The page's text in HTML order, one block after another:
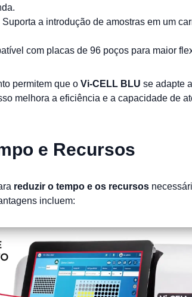
Suporta a introdução de amostras em um
com placas de 96 poços para maior
permitem que o Vi-CELL BLU se adapte
melhora a eficiência e a capacidade de
e Recursos
reduzir o tempo e os recursos
incluem: